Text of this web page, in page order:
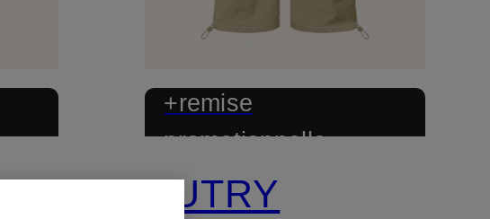
+remise
promotionnelle
AUTRY